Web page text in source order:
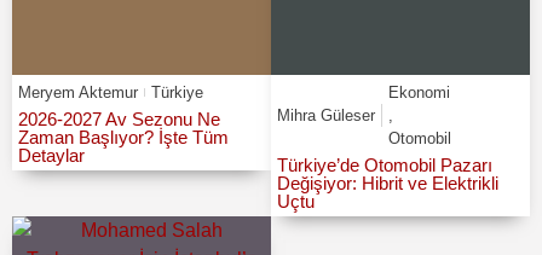
Meryem Aktemur Türkiye
2026-2027 Av Sezonu Ne
Zaman Başlıyor? İşte Tüm
Detaylar
Mihra Güleser
Ekonomi
,
Otomobil
Türkiye’de Otomobil Pazarı
Değişiyor: Hibrit ve Elektrikli
Uçtu